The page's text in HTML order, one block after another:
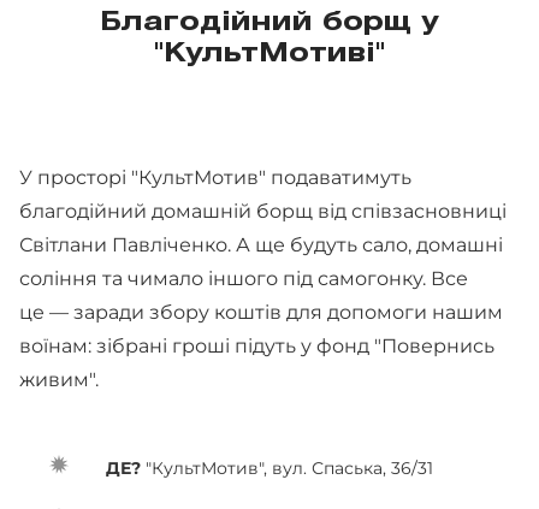
Благодійний борщ у
"КультМотиві"
У просторі "КультМотив" подаватимуть
благодійний домашній борщ від співзасновниці
Світлани Павліченко. А ще будуть сало, домашні
соління та чимало іншого під самогонку. Все
це — заради збору коштів для допомоги нашим
воїнам: зібрані гроші підуть у фонд "Повернись
живим".
ДЕ? "КультМотив", вул. Спаська, 36/31